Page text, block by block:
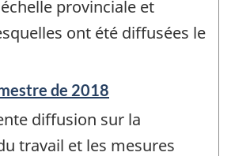
provinciale et
ont été diffusées le
de 2018
diffusion sur la
travail et les mesures